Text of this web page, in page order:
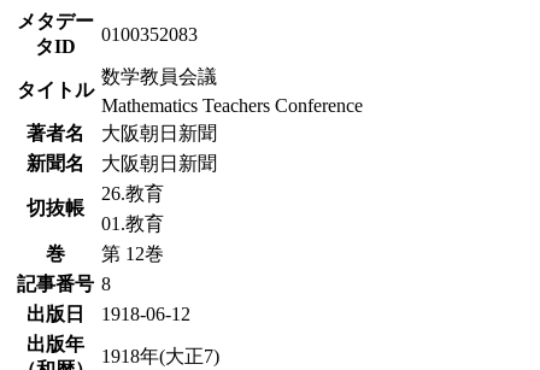
メタデー
タID
0100352083
タイトル
数学教員会議
Mathematics Teachers Conference
著者名
大阪朝日新聞
新聞名
大阪朝日新聞
切抜帳
26.教育
01.教育
巻
第 12巻
記事番号 8
出版日
1918-06-12
出版年
1918年(大正7)